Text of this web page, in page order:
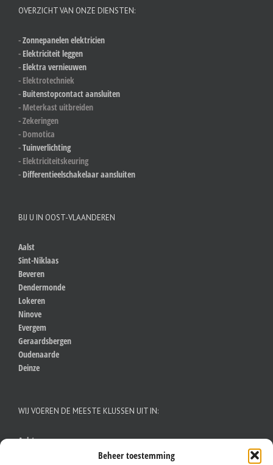
Beheer toestemming
OVERZICHT VAN ONZE DIENSTEN:
-Zonnepanelen elektricien
- Elektriciteit leggen
- Elektra vernieuwen
- Elektrotechniek
- Buitenstopcontact aansluiten
- Meterkast uitbreiden
- Zekeringen
- Domotica
-Tuinverlichting
- Elektriciteitskeuring
- Differentieelschakelaar aansluiten
BIJ U IN OOST-VLAANDEREN
Aalst
Sint-Niklaas
Beveren
Dendermonde
Lokeren
Ninove
Evergem
Geraardsbergen
Oudenaarde
Deinze
WIJ VOEREN DE MEESTE KLUSSEN UIT IN:
Aalst